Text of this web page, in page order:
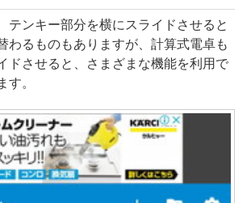
ンキー部分を横にスライドさせると
わるものもありますが、計算式電卓も
ドさせると、さまざまな機能を利用で
す。